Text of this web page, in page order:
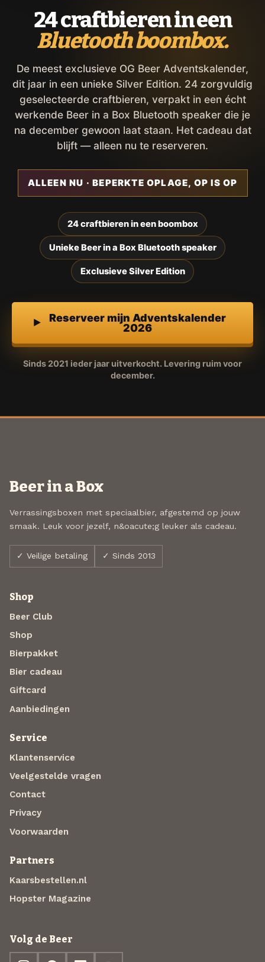
24 craftbieren in een
Bluetooth boombox.
De meest exclusieve OG Beer Adventskalender,
dit jaar in een unieke Silver Edition. 24 zorgvuldig
geselecteerde craftbieren, verpakt in een écht
werkende Beer in a Box Bluetooth speaker die je
na december gewoon laat staan. Het cadeau dat
blijft — alleen nu te reserveren.
ALLEEN NU · BEPERKTE OPLAGE, OP IS OP
24 craftbieren in een boombox
Unieke Beer in a Box Bluetooth speaker
Exclusieve Silver Edition
Reserveer mijn Adventskalender
2026
Sinds 2021 ieder jaar uitverkocht. Levering ruim voor
december.
Beer in a Box
Verrassingsboxen met speciaalbier, afgestemd op jouw
smaak. Leuk voor jezelf, n&oacute;g leuker als cadeau.
✓ Veilige betaling ✓ Sinds 2013
Shop
Beer Club
Shop
Bierpakket
Bier cadeau
Giftcard
Aanbiedingen
Service
Klantenservice
Veelgestelde vragen
Contact
Privacy
Voorwaarden
Partners
Kaarsbestellen.nl
Hopster Magazine
Volg de Beer